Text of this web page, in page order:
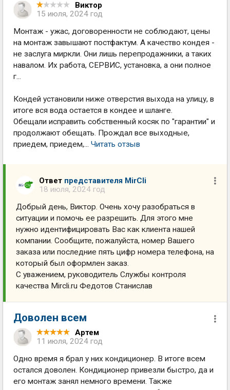
Виктор
15 июля, 2024 год
Монтаж - ужас, договоренности не соблюдают, цены
на монтаж завышают постфактум. А качество кондея -
не заслуга миркли. Они лишь перепродажники, а таких
навалом. Их работа, СЕРВИС, установка, а они полное
г...
Кондей установили ниже отверстия выхода на улицу, в
итоге вся вода остается в кондее и шланге.
Обещали исправить собственный косяк по "гарантии" и
продолжают обещать. Прождал все выходные,
приедем, приедем,... Читать отзыв
Ответ представителя MirCli
18 июля, 2024 год
Добрый день, Виктор. Очень хочу разобраться в
ситуации и помочь ее разрешить. Для этого мне
нужно идентифицировать Вас как клиента нашей
компании. Сообщите, пожалуйста, номер Вашего
заказа или последние пять цифр номера телефона, на
который был оформлен заказ.
С уважением, руководитель Службы контроля
качества Mircli.ru Федотов Станислав
Доволен всем
Артем
11 июля, 2024 год
Одно время я брал у них кондиционер. В итоге всем
остался доволен. Кондиционер привезли быстро, да и
его монтаж занял немного времени. Также